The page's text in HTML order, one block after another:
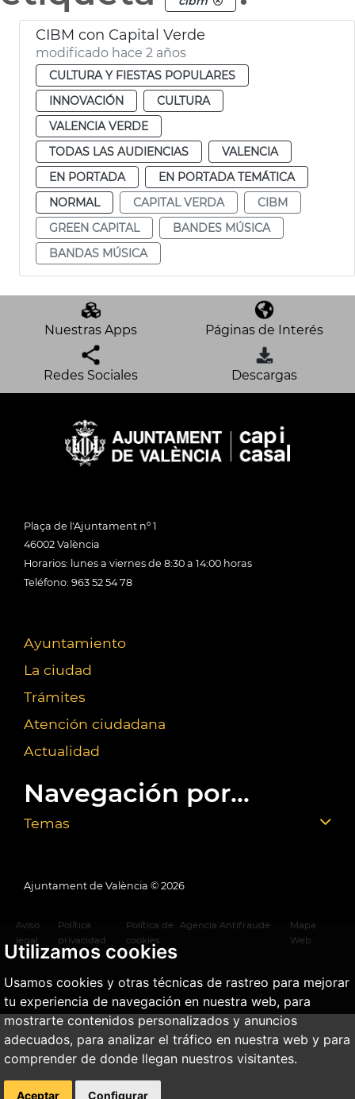
Utilizamos cookies
Usamos cookies y otras técnicas de rastreo para mejorar
tu experiencia de navegación en nuestra web, para
mostrarte contenidos personalizados y anuncios
adecuados, para analizar el tráfico en nuestra web y para
comprender de donde llegan nuestros visitantes.
Aceptar Configurar
CIBM con Capital Verde
modificado hace 2 años
CULTURA Y FIESTAS POPULARES
INNOVACIÓN
CULTURA
VALENCIA VERDE
TODAS LAS AUDIENCIAS
VALENCIA
EN PORTADA
EN PORTADA TEMÁTICA
NORMAL
CAPITAL VERDA
CIBM
GREEN CAPITAL
BANDES MÚSICA
BANDAS MÚSICA
Nuestras Apps Páginas de Interés
Redes Sociales Descargas
Plaça de l'Ajuntament nº 1
46002 València
Horarios: lunes a viernes de 8:30 a 14:00 horas
Teléfono: 963 52 54 78
Ayuntamiento
La ciudad
Trámites
Atención ciudadana
Actualidad
Navegación por...
Temas
Ajuntament de València © 2026
Aviso
legal
Política
privacidad
Política de
cookies
Agencia Antifraude
Mapa
Web